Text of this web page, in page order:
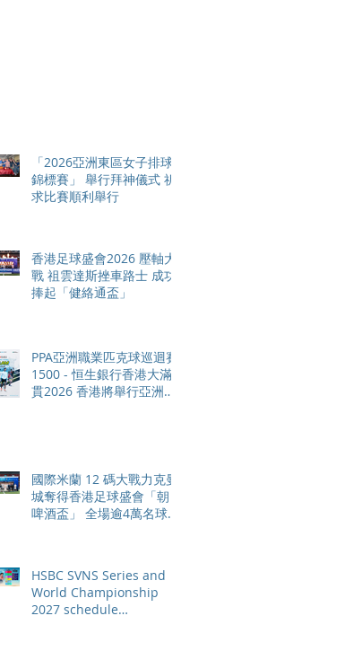
「2026亞洲東區女子排球
錦標賽」 舉行拜神儀式 祈
求比賽順利舉行
香港足球盛會2026 壓軸大
戰 祖雲達斯挫車路士 成功
捧起「健絡通盃」
PPA亞洲職業匹克球巡迴賽
1500 - 恒生銀行香港大滿
貫2026 香港將舉行亞洲首
國際米蘭 12 碼大戰力克曼
城奪得香港足球盛會「朝日
啤酒盃」 全場逾4萬名球迷
HSBC SVNS Series and
World Championship
2027 schedule